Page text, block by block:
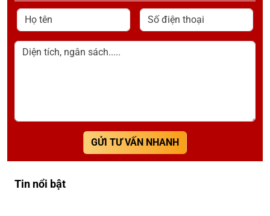
Họ tên Số điện thoại
Diện tích, ngân sách.....
GỬI TƯ VẤN NHANH
Tin nổi bật